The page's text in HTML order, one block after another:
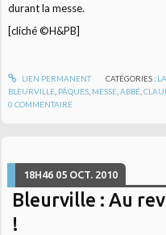
durant la messe.
[cliché ©H&PB]
LIEN PERMANENT CATÉGORIES :
BLEURVILLE PÂQUES MESSE ,ABBÉ ,
0 COMMENTAIRE
18H46 05 OCT. 2010
Bleurville : Au
!